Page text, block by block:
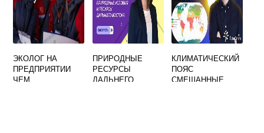
ЭКОЛОГ НА
ПРЕДПРИЯТИИ
ЧЕМ
ПРИРОДНЫЕ
РЕСУРСЫ
ДАЛЬНЕГО
КЛИМАТИЧЕСКИЙ
ПОЯС
СМЕШАННЫЕ